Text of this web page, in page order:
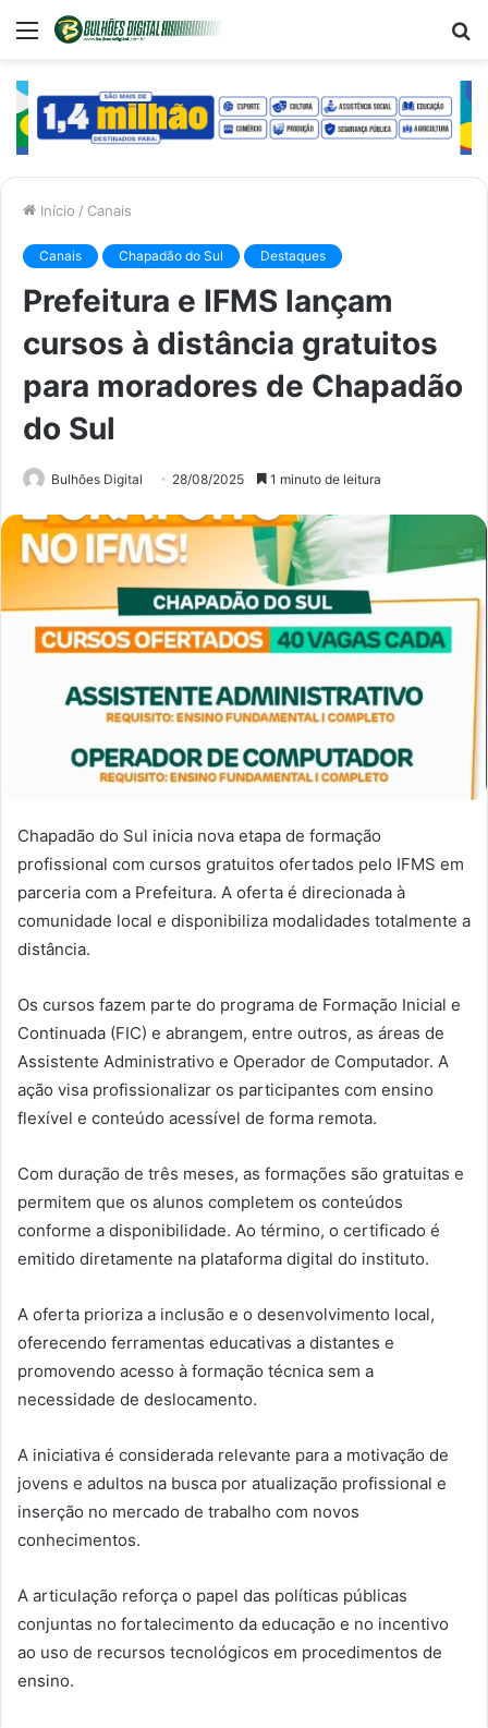
Menu
Início / Canais
Canais Chapadão do Sul Destaques
Prefeitura e IFMS lançam
cursos à distância gratuitos
para moradores de Chapadão
do Sul
Bulhões Digital 28/08/2025 1 minuto de leitura
Chapadão do Sul inicia nova etapa de formação
profissional com cursos gratuitos ofertados pelo IFMS em
parceria com a Prefeitura. A oferta é direcionada à
comunidade local e disponibiliza modalidades totalmente a
distância.
Os cursos fazem parte do programa de Formação Inicial e
Continuada (FIC) e abrangem, entre outros, as áreas de
Assistente Administrativo e Operador de Computador. A
ação visa profissionalizar os participantes com ensino
flexível e conteúdo acessível de forma remota.
Com duração de três meses, as formações são gratuitas e
permitem que os alunos completem os conteúdos
conforme a disponibilidade. Ao término, o certificado é
emitido diretamente na plataforma digital do instituto.
A oferta prioriza a inclusão e o desenvolvimento local,
oferecendo ferramentas educativas a distantes e
promovendo acesso à formação técnica sem a
necessidade de deslocamento.
A iniciativa é considerada relevante para a motivação de
jovens e adultos na busca por atualização profissional e
inserção no mercado de trabalho com novos
conhecimentos.
A articulação reforça o papel das políticas públicas
conjuntas no fortalecimento da educação e no incentivo
ao uso de recursos tecnológicos em procedimentos de
ensino.